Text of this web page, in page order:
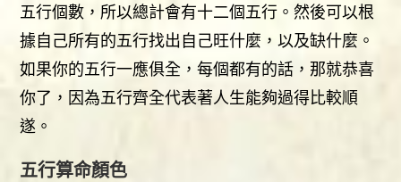
五行個數，所以總計會有十二個五行。然後可以根
據自己所有的五行找出自己旺什麼，以及缺什麼。
如果你的五行一應俱全，每個都有的話，那就恭喜
你了，因為五行齊全代表著人生能夠過得比較順
遂。
五行算命顏色